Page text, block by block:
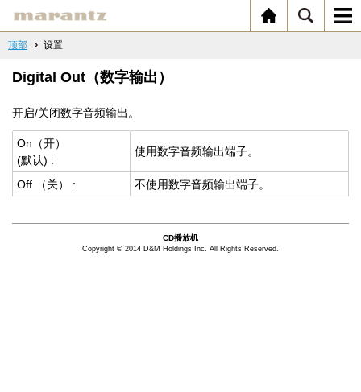
顶部 设置
Digital Out（数字输出）
开启/关闭数字音频输出。
On（开）
(默认) :
使用数字音频输出端子。
Off （关） : 不使用数字音频输出端子。
CD播放机
Copyright © 2014 D&M Holdings Inc. All Rights Reserved.